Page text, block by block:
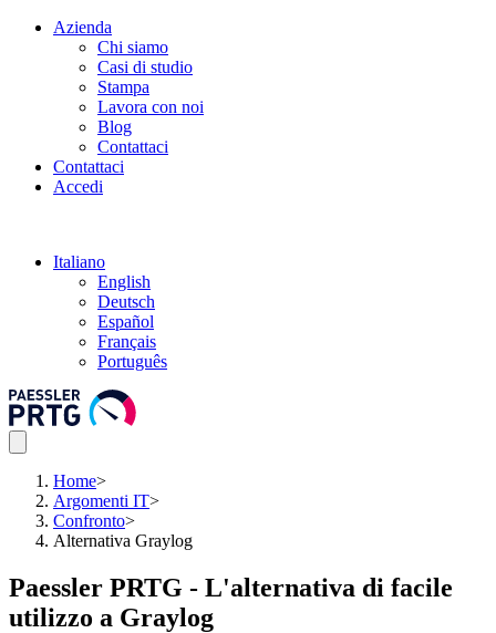
Azienda
Chi siamo
Casi di studio
Stampa
Lavora con noi
Blog
Contattaci
Contattaci
Accedi
Italiano
English
Deutsch
Español
Français
Português
Home>
Argomenti IT>
Confronto>
Alternativa Graylog
Paessler PRTG - L'alternativa di facile
utilizzo a Graylog